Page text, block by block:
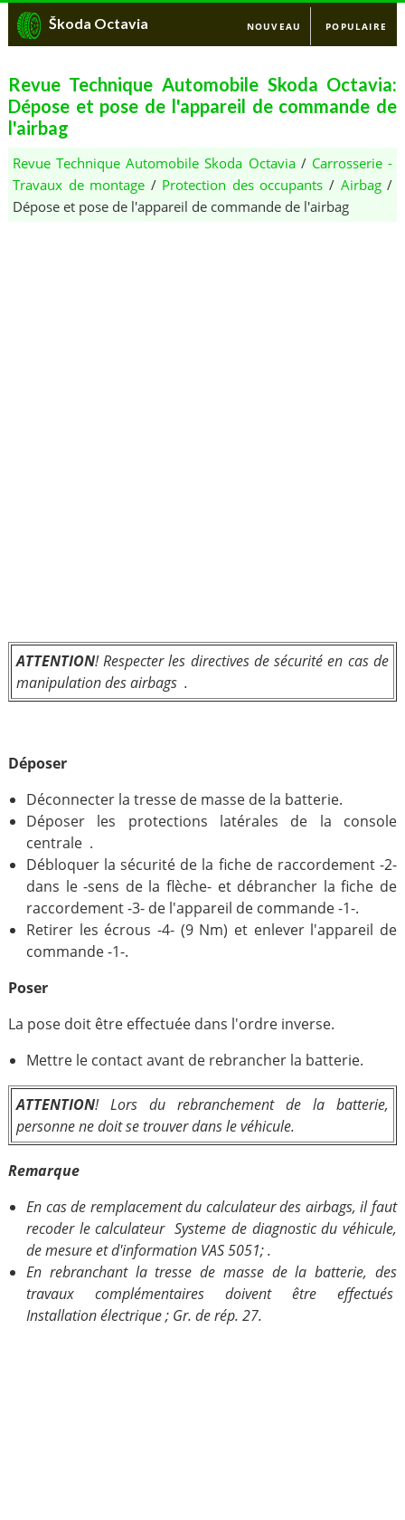
Škoda Octavia NOUVEAU POPULAIRE
Revue Technique Automobile Skoda Octavia:
Dépose et pose de l'appareil de commande de
l'airbag
Revue Technique Automobile Skoda Octavia/ Carrosserie -
Travaux de montage / Protection des occupants / Airbag/
Dépose et pose de l'appareil de commande de l'airbag
ATTENTION! Respecter les directives de sécurité en cas de
manipulation des airbags .
Déposer
Déconnecter la tresse de masse de la batterie.
Déposer les protections latérales de la console
centrale .
Débloquer la sécurité de la fiche de raccordement -2-
dans le -sens de la flèche- et débrancher la fiche de
raccordement -3- de l'appareil de commande -1-.
Retirer les écrous -4- (9 Nm) et enlever l'appareil de
commande -1-.
Poser
La pose doit être effectuée dans l'ordre inverse.
Mettre le contact avant de rebrancher la batterie.
ATTENTION! Lors du rebranchement de la batterie,
personne ne doit se trouver dans le véhicule.
Remarque
En cas de remplacement du calculateur des airbags, il faut
recoder le calculateur Systeme de diagnostic du véhicule,
de mesure et d'information VAS 5051; .
En rebranchant la tresse de masse de la batterie, des
travaux complémentaires doivent être effectués
Installation électrique ; Gr. de rép. 27.